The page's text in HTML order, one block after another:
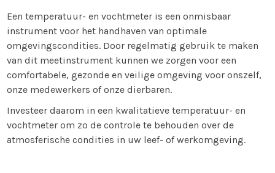
Een temperatuur- en vochtmeter is een onmisbaar
instrument voor het handhaven van optimale
omgevingscondities. Door regelmatig gebruik te maken
van dit meetinstrument kunnen we zorgen voor een
comfortabele, gezonde en veilige omgeving voor onszelf,
onze medewerkers of onze dierbaren.
Investeer daarom in een kwalitatieve temperatuur- en
vochtmeter om zo de controle te behouden over de
atmosferische condities in uw leef- of werkomgeving.